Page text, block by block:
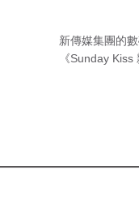
新傳媒集團的
《Sunday Kiss